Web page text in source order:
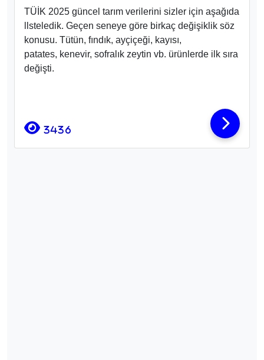
TÜİK 2025 güncel tarım verilerini sizler için aşağıda
llsteledik. Geçen seneye göre birkaç değişiklik söz
konusu. Tütün, fındık, ayçiçeği, kayısı,
patates, kenevir, sofralık zeytin vb. ürünlerde ilk sıra
değişti.
3436